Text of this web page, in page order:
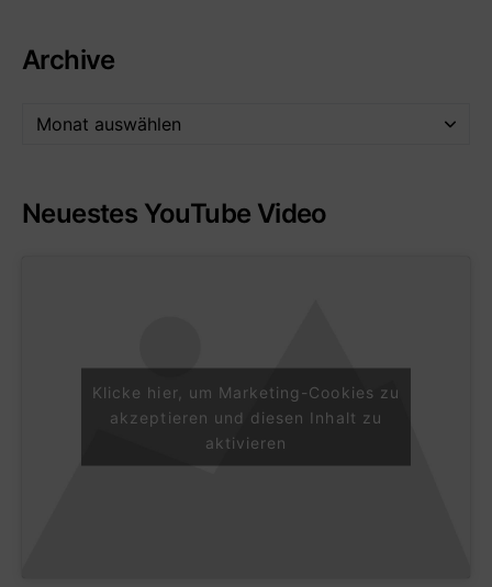
Archive
Neuestes YouTube Video
Klicke hier, um Marketing-Cookies zu
akzeptieren und diesen Inhalt zu
aktivieren